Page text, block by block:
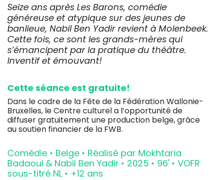
Seize ans après Les Barons, comédie
généreuse et atypique sur des jeunes de
banlieue, Nabil Ben Yadir revient à Molenbeek.
Cette fois, ce sont les grands-mères qui
s’émancipent par la pratique du théâtre.
Inventif et émouvant!
Cette séance est gratuite!
Dans le cadre de la Fête de la Fédération Wallonie-
Bruxelles, le Centre culturel a l’opportunité de
diffuser gratuitement une production belge, grâce
au soutien financier de la FWB.
Comédie • Belge • Réalisé par Mokhtaria
Badaoui & Nabil Ben Yadir • 2025 • 96' • VOFR
sous-titré NL • +12 ans